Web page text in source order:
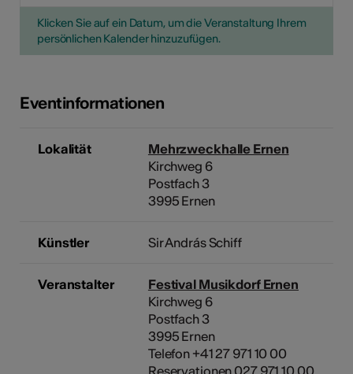
Klicken Sie auf ein Datum, um die Veranstaltung Ihrem
persönlichen Kalender hinzuzufügen.
Eventinformationen
Lokalität
Mehrzweckhalle Ernen
Kirchweg 6
Postfach 3
3995 Ernen
Künstler Sir András Schiff
Veranstalter
Festival Musikdorf Ernen
Kirchweg 6
Postfach 3
3995 Ernen
Telefon +41 27 971 10 00